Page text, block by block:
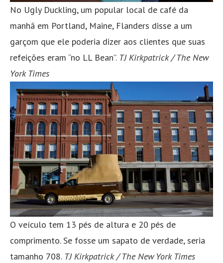
No Ugly Duckling, um popular local de café da
manhã em Portland, Maine, Flanders disse a um
garçom que ele poderia dizer aos clientes que suas
refeições eram “no LL Bean”. TJ Kirkpatrick / The New
York Times
O veículo tem 13 pés de altura e 20 pés de
comprimento. Se fosse um sapato de verdade, seria
tamanho 708. TJ Kirkpatrick / The New York Times